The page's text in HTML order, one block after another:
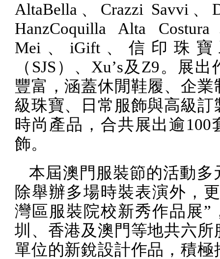
AltaBella 、 Crazzi Savvi 、
HanzCoquilla Alta Costura
Mei 、 iGift、信印珠寶
（ SJS ）、 Xu’s及 Z9。展出
豐富，涵蓋休閒鞋履、企業
級珠寶、日常服飾與高級訂
時尚產品，合共展出逾100
飾。
本屆澳門服裝節的活動多
除舉辦多場時裝表演外，
灣區服裝院校新秀作品展”
圳、香港及澳門等地共六所
單位的新銳設計作品，積極